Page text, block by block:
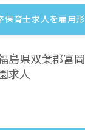
保育士求人を雇用
島県双葉郡富
求人